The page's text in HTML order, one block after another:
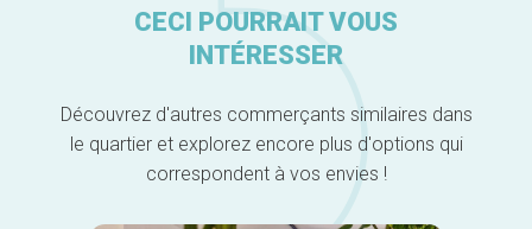
CECI POURRAIT VOUS
INTÉRESSER
Découvrez d'autres commerçants similaires dans
le quartier et explorez encore plus d'options qui
correspondent à vos envies !